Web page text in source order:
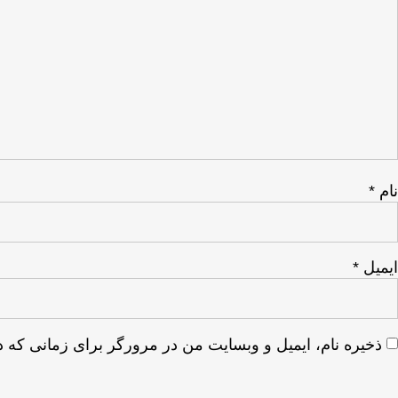
نام *
ایمیل *
ذخیره نام، ایمیل و وبسایت من در مرورگر برای زمانی که